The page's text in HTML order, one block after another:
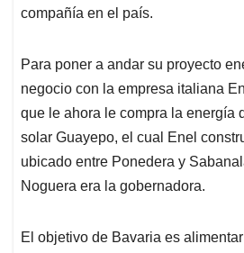
compañía en el país.
Para poner a andar su proyecto
negocio con la empresa italiana
que le ahora le compra la energía
solar Guayepo, el cual Enel
ubicado entre Ponedera y
Noguera era la gobernadora.
El objetivo de Bavaria es